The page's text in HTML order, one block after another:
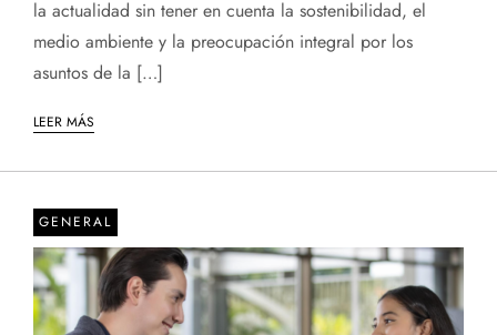
la actualidad sin tener en cuenta la sostenibilidad, el
medio ambiente y la preocupación integral por los
asuntos de la […]
LEER MÁS
GENERAL